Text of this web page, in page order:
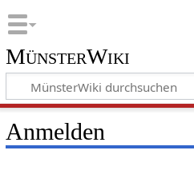
MünsterWiki
Anmelden